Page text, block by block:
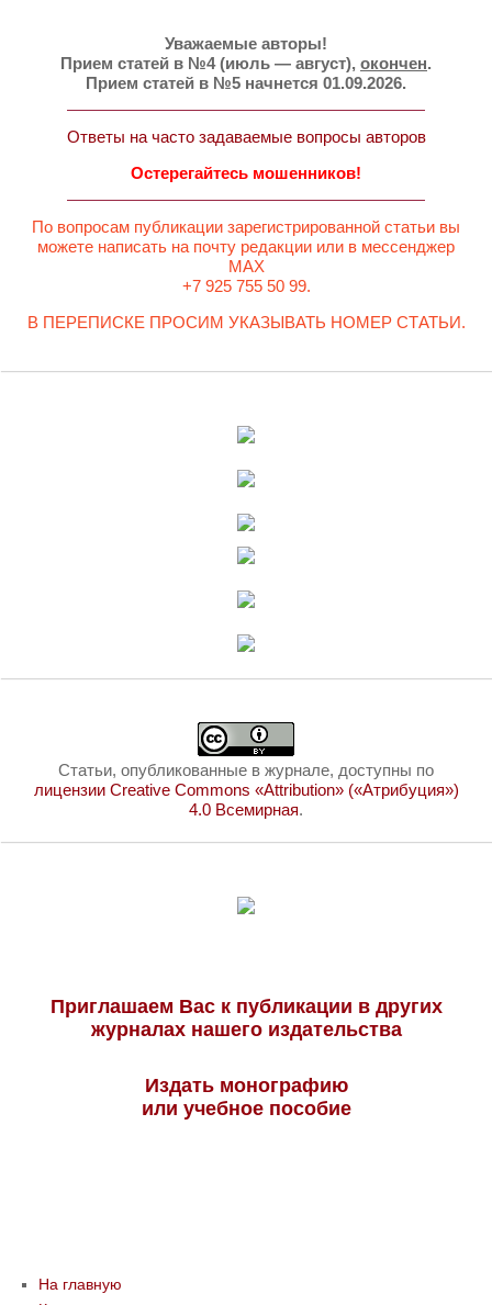
Уважаемые авторы!
Прием статей в №4 (июль — август), окончен.
Прием статей в №5 начнется 01.09.2026.
Ответы на часто задаваемые вопросы авторов
Остерегайтесь мошенников!
По вопросам публикации зарегистрированной статьи вы
можете написать на почту редакции или в мессенджер
MAX
+7 925 755 50 99.
В ПЕРЕПИСКЕ ПРОСИМ УКАЗЫВАТЬ НОМЕР СТАТЬИ.
Статьи, опубликованные в журнале, доступны по
лицензии Creative Commons «Attribution» («Атрибуция»)
4.0 Всемирная.
Приглашаем Вас к публикации в других
журналах нашего издательства
Издать монографию
или учебное пособие
На главную